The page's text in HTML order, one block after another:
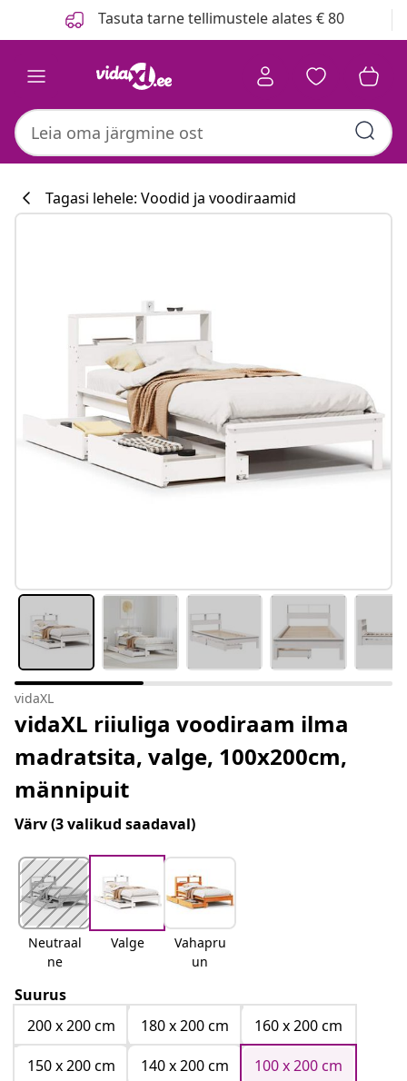
Tasuta tarne tellimustele alates € 80
#sharemevidaxl
Tagasi lehele: Voodid ja voodiraamid
vidaXL
vidaXL riiuliga voodiraam ilma
madratsita, valge, 100x200cm,
männipuit
Värv(3 valikud saadaval)
Neutraal
ne
Valge
Vahapru
un
Suurus
200 x 200 cm
180 x 200 cm
160 x 200 cm
150 x 200 cm
140 x 200 cm
100 x 200 cm